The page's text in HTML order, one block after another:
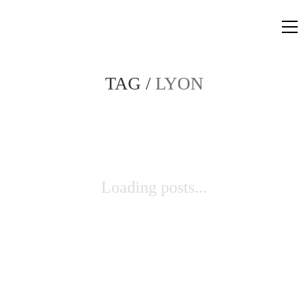
TAG / LYON
Loading posts...